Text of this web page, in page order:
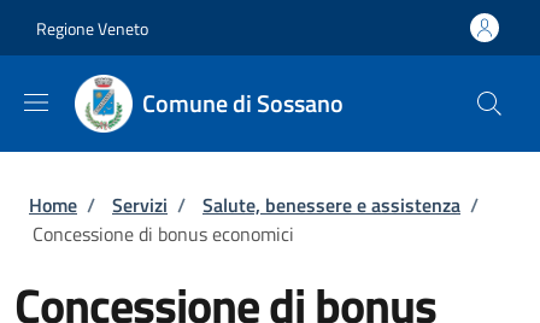
Regione Veneto
Comune di Sossano
Briciole di pane
Home / Servizi / Salute, benessere e assistenza /
Concessione di bonus economici
Concessione di bonus